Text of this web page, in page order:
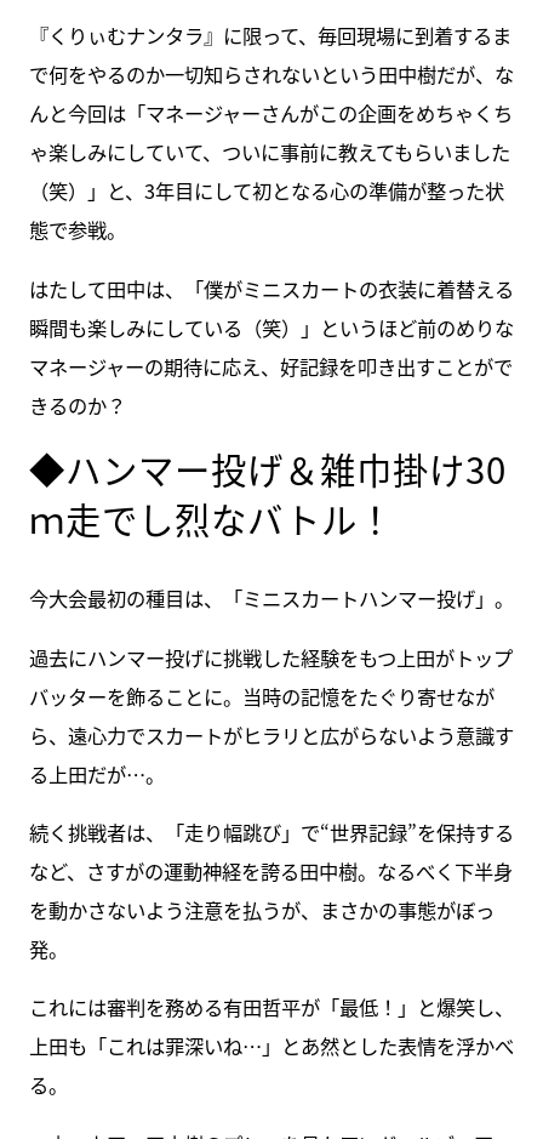
『くりぃむナンタラ』に限って、毎回現場に到着するま
で何をやるのか一切知らされないという田中樹だが、な
んと今回は「マネージャーさんがこの企画をめちゃくち
ゃ楽しみにしていて、ついに事前に教えてもらいました
（笑）」と、3年目にして初となる心の準備が整った状
態で参戦。
はたして田中は、「僕がミニスカートの衣装に着替える
瞬間も楽しみにしている（笑）」というほど前のめりな
マネージャーの期待に応え、好記録を叩き出すことがで
きるのか？
◆ハンマー投げ＆雑巾掛け30
ｍ走でし烈なバトル！
今大会最初の種目は、「ミニスカートハンマー投げ」。
過去にハンマー投げに挑戦した経験をもつ上田がトップ
バッターを飾ることに。当時の記憶をたぐり寄せなが
ら、遠心力でスカートがヒラリと広がらないよう意識す
る上田だが…。
続く挑戦者は、「走り幅跳び」で“世界記録”を保持する
など、さすがの運動神経を誇る田中樹。なるべく下半身
を動かさないよう注意を払うが、まさかの事態がぼっ
発。
これには審判を務める有田哲平が「最低！」と爆笑し、
上田も「これは罪深いね…」とあ然とした表情を浮かべ
る。